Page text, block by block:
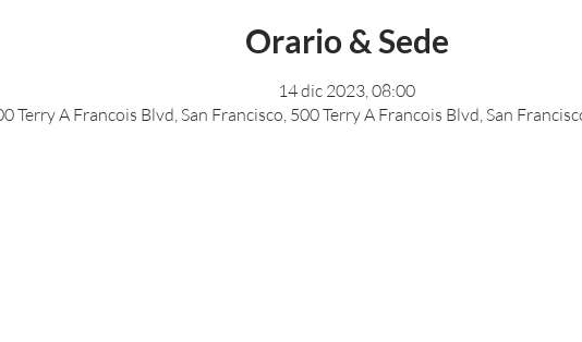
Orario & Sede
14 dic 2023, 08:00
Terry A Francois Blvd, San Francisco, 500 Terry A Francois Blvd, San